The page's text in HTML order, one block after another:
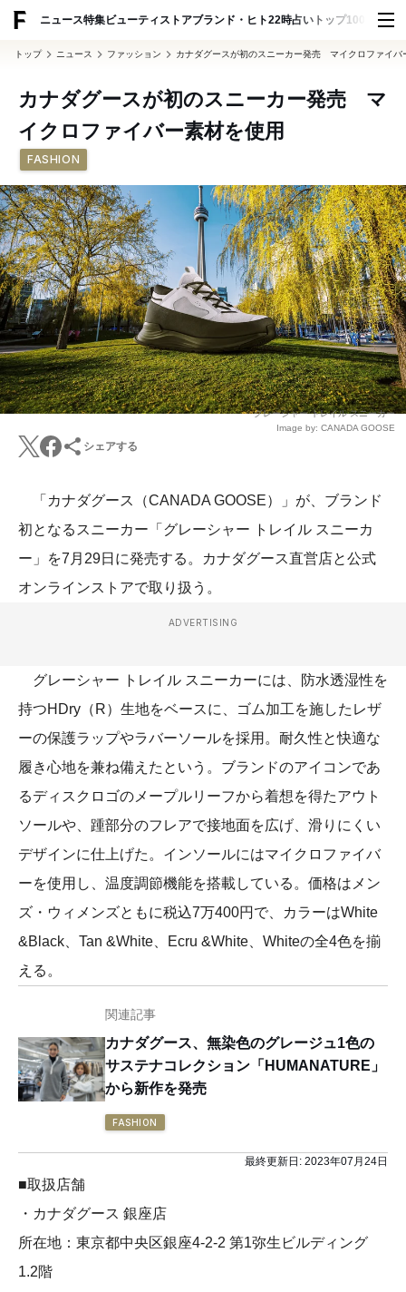
ニュース特集ビューティ ストアブランド・ヒト22時占い トップ100 スナッ
トップ ニュース ファッション カナダグースが初のスニーカー発売 マイクロファイバ
カナダグースが初のスニーカー発売 マ
イクロファイバー素材を使用
FASHION
グレーシャー トレイル スニーカー
Image by: CANADA GOOSE
シェアする
「カナダグース（CANADA GOOSE）」が、ブランド
初となるスニーカー「グレーシャー トレイル スニーカ
ー」を7月29日に発売する。カナダグース直営店と公式
オンラインストアで取り扱う。
ADVERTISING
グレーシャー トレイル スニーカーには、防水透湿性を
持つHDry（R）生地をベースに、ゴム加工を施したレザ
ーの保護ラップやラバーソールを採用。耐久性と快適な
履き心地を兼ね備えたという。ブランドのアイコンであ
るディスクロゴのメープルリーフから着想を得たアウト
ソールや、踵部分のフレアで接地面を広げ、滑りにくい
デザインに仕上げた。インソールにはマイクロファイバ
ーを使用し、温度調節機能を搭載している。価格はメン
ズ・ウィメンズともに税込7万400円で、カラーはWhite
&Black、Tan &White、Ecru &White、Whiteの全4色を揃
える。
関連記事
カナダグース、無染色のグレージュ1色の
サステナコレクション「HUMANATURE」
から新作を発売
FASHION
最終更新日: 2023年07月24日
■取扱店舗
・カナダグース 銀座店
所在地：東京都中央区銀座4-2-2 第1弥生ビルディング
1.2階